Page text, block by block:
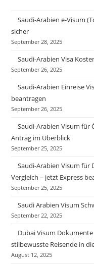
Saudi-Arabien e-Visum
sicher
September 28, 2025
Saudi-Arabien Visa
September 26, 2025
Saudi-Arabien Einreise
beantragen
September 26, 2025
Saudi-Arabien Visum für
Antrag im Überblick
September 25, 2025
Saudi-Arabien Visum für
Vergleich – jetzt Express
September 25, 2025
Saudi Arabien Visum
September 22, 2025
Dubai Visum
stilbewusste Reisende in
August 12, 2025